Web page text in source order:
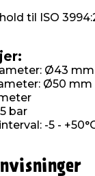
til ISO
Ø43 mm
Ø50 mm
bar
-5 -